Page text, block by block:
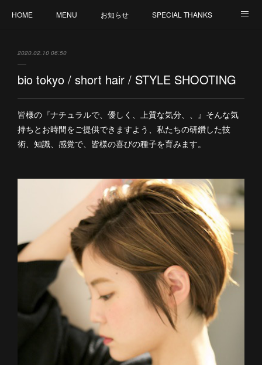
HOME MENU お知らせ SPECIAL THANKS
2020.02.10 06:50
bio tokyo / short hair / STYLE SHOOTING
皆様の『ナチュラルで、優しく、上質な気分、、』そんな気
持ちとお時間をご提供できますよう、私たちの研鑽した技
術、知識、感覚で、皆様の喜びの種子を育みます。